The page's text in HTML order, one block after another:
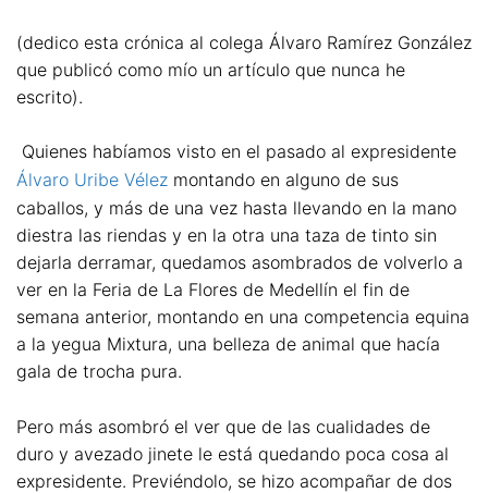
(dedico esta crónica al colega Álvaro Ramírez González
que publicó como mío un artículo que nunca he
escrito).
Quienes habíamos visto en el pasado al expresidente
Álvaro Uribe Vélez montando en alguno de sus
caballos, y más de una vez hasta llevando en la mano
diestra las riendas y en la otra una taza de tinto sin
dejarla derramar, quedamos asombrados de volverlo a
ver en la Feria de La Flores de Medellín el fin de
semana anterior, montando en una competencia equina
a la yegua Mixtura, una belleza de animal que hacía
gala de trocha pura.
Pero más asombró el ver que de las cualidades de
duro y avezado jinete le está quedando poca cosa al
expresidente. Previéndolo, se hizo acompañar de dos